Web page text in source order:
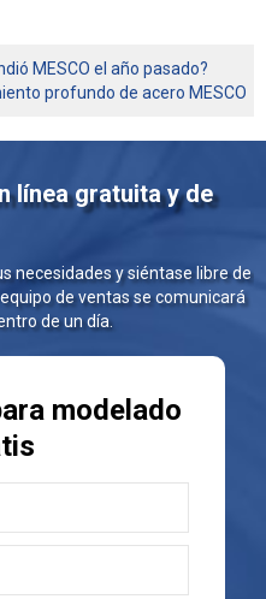
MESCO el año pasado?
profundo de acero MESCO
línea gratuita y de
necesidades y siéntase libre de
de ventas se comunicará
de un día.
modelado